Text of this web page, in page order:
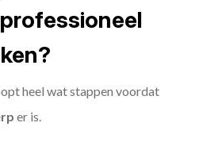
heel wat stappen voordat
er is.